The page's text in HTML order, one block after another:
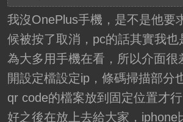
我沒OnePlus手機，是不是他要
候被按了取消，pc的話其實我也
為大多用手機在看，所以介面很
開設定檔設定ip，條碼掃描部分
qr code的檔案放到固定位置才
好之後在放上去給大家，iphone